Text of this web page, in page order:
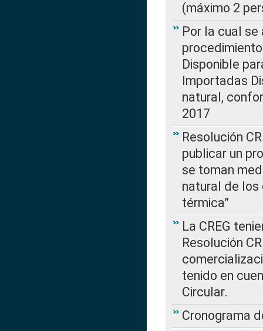
(máximo 2
Por la cual
Disponible
Importadas
natural,
2017
Resolución
publicar un
se toman
natural de los
térmica”
La CREG
Resolución
tenido en
Circular.
Cronograma